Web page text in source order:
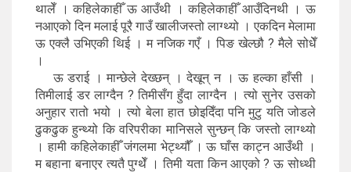
थालेँ । कहिलेकाहीँ ऊ आउँथी । कहिलेकाहीँ आउँदिनथी । ऊ
नआएको दिन मलाई पूरै गाउँ खालीजस्तो लाग्थ्यो । एकदिन मेलामा
ऊ एक्लै उभिएकी थिई । म नजिक गएँ । पिङ खेल्छौ ? मैले सोधेँ
।
ऊ डराई । मान्छेले देख्छन् । देखून् न । ऊ हल्का हाँसी ।
तिमीलाई डर लाग्दैन ? तिमीसँग हुँदा लाग्दैन । त्यो सुनेर उसको
अनुहार रातो भयो । त्यो बेला हात छोइदिँदा पनि मुटु यति जोडले
ढुकढुक हुन्थ्यो कि वरिपरीका मानिसले सुन्छन् कि जस्तो लाग्थ्यो
। हामी कहिलेकाहीँ जंगलमा भेट्थ्यौँ । ऊ घाँस काट्न आउँथी ।
म बहाना बनाएर त्यतै पुग्थेँ । तिमी यता किन आएको ? ऊ सोध्थी